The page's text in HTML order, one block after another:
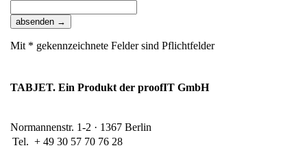
absenden →
Mit * gekennzeichnete Felder sind Pflichtfelder
TABJET. Ein Produkt der proofIT GmbH
Normannenstr. 1-2 · 1367 Berlin
Tel. + 49 30 57 70 76 28